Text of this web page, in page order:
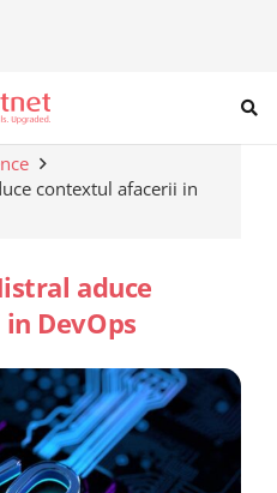
When autocomplete results
contextul afacerii in
aduce
DevOps